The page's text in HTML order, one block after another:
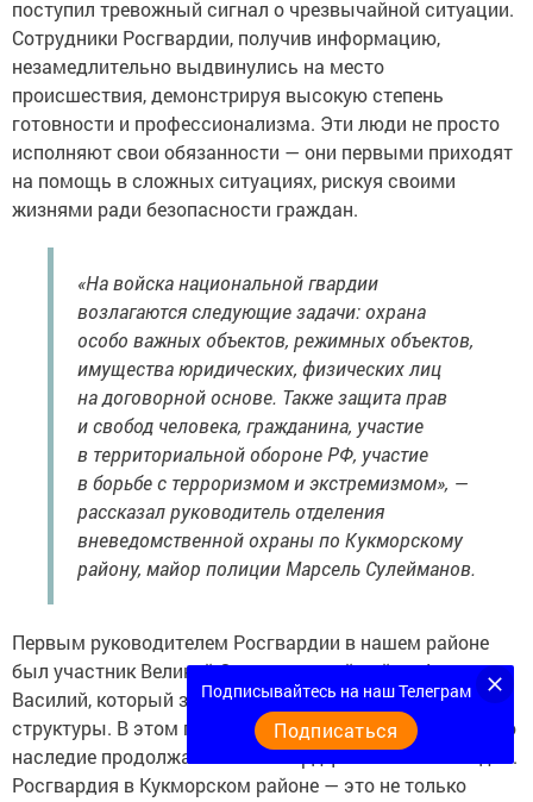
поступил тревожный сигнал о чрезвычайной ситуации.
Сотрудники Росгвардии, получив информацию,
незамедлительно выдвинулись на место
происшествия, демонстрируя высокую степень
готовности и профессионализма. Эти люди не просто
исполняют свои обязанности — они первыми приходят
на помощь в сложных ситуациях, рискуя своими
жизнями ради безопасности граждан.
«На войска национальной гвардии
возлагаются следующие задачи: охрана
особо важных объектов, режимных объектов,
имущества юридических, физических лиц
на договорной основе. Также защита прав
и свобод человека, гражданина, участие
в территориальной обороне РФ, участие
в борьбе с терроризмом и экстремизмом», —
рассказал руководитель отделения
вневедомственной охраны по Кукморскому
району, майор полиции Марсель Сулейманов.
Первым руководителем Росгвардии в нашем районе
был участник Великой Отечественной войны Антипов
Василий, который заложил основы работы этой
структуры. В этом году ему исполнился бы 101 год. Его
наследие продолжает жить в сердцах коллег и сегодня.
Росгвардия в Кукморском районе — это не только
Подписывайтесь на наш Телеграм
Подписаться